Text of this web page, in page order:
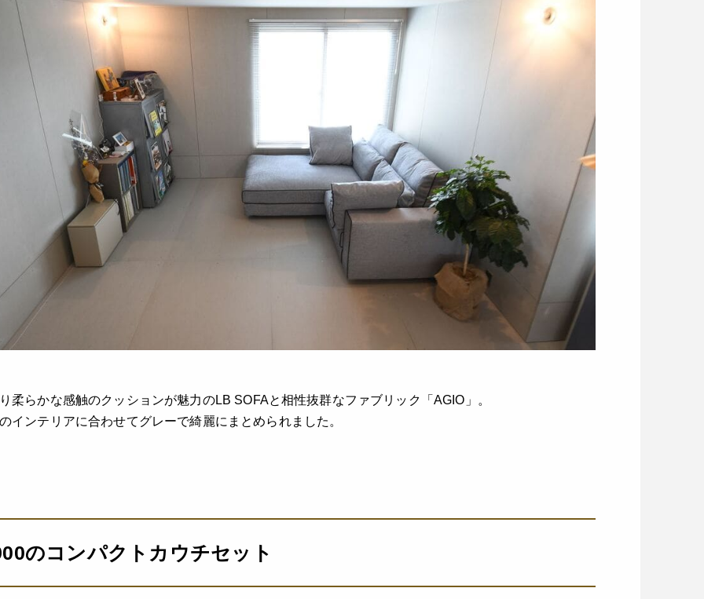
柔らかな感触のクッションが魅力のLB SOFAと相性抜群なファブリック「AGIO」。
インテリアに合わせてグレーで綺麗にまとめられました。
のコンパクトカウチセット